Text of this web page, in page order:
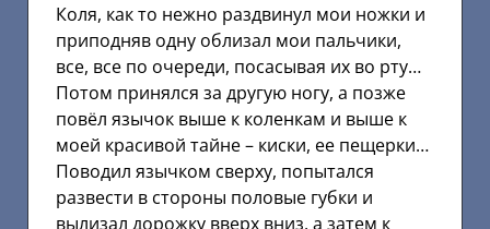
Коля, как то нежно раздвинул мои ножки и
приподняв одну облизал мои пальчики,
все, все по очереди, посасывая их во рту…
Потом принялся за другую ногу, а позже
повёл язычок выше к коленкам и выше к
моей красивой тайне – киски, ее пещерки…
Поводил язычком сверху, попытался
развести в стороны половые губки и
вылизал дорожку вверх вниз, а затем к